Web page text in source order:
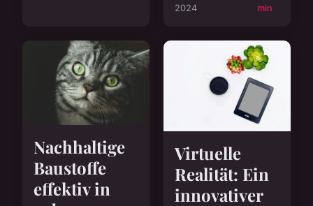
2024
min
Nachhaltige
Baustoffe
effektiv in
Virtuelle
Realität: Ein
innovativer